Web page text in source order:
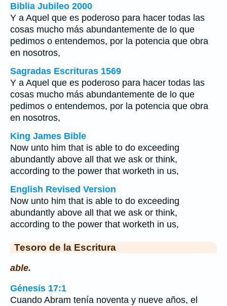
Biblia Jubileo 2000
Y a Aquel que es poderoso para hacer todas las
cosas mucho más abundantemente de lo que
pedimos o entendemos, por la potencia que obra
en nosotros,
Sagradas Escrituras 1569
Y a Aquel que es poderoso para hacer todas las
cosas mucho más abundantemente de lo que
pedimos o entendemos, por la potencia que obra
en nosotros,
King James Bible
Now unto him that is able to do exceeding
abundantly above all that we ask or think,
according to the power that worketh in us,
English Revised Version
Now unto him that is able to do exceeding
abundantly above all that we ask or think,
according to the power that worketh in us,
Tesoro de la Escritura
able.
Génesis 17:1
Cuando Abram tenía noventa y nueve años, el